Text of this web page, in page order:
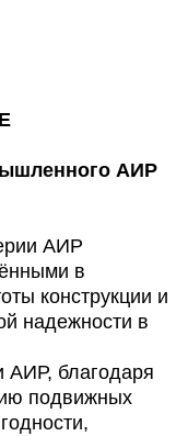
АИР
АИР
в
конструкции и
надежности в
АИР, благодаря
подвижных